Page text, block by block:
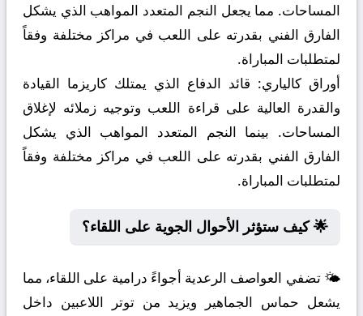
المساحات. مما يجعل النجم المتعدد المواهب الذي يشكل
الفارق الفني بقدرته على اللعب في مراكز مختلفة وفقاً
لمتطلبات المباراة.
أوراق كالياري: قائد الدفاع الذي يمتلك كاريزما القيادة
والقدرة العالية على قراءة اللعب وتوجيه زملائه لإغلاق
المساحات. بينما النجم المتعدد المواهب الذي يشكل
الفارق الفني بقدرته على اللعب في مراكز مختلفة وفقاً
لمتطلبات المباراة.
🌟 كيف ستؤثر الأحوال الجوية على اللقاء؟
🌤️ تضفي العواصف الرعدية أجواءً درامية على اللقاء، مما
يشعل حماس الجماهير ويزيد من توتر اللاعبين داخل